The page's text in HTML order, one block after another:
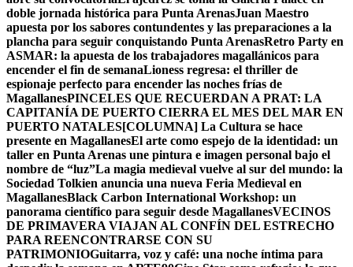
doble jornada histórica para Punta ArenasJuan Maestro
apuesta por los sabores contundentes y las preparaciones a la
plancha para seguir conquistando Punta ArenasRetro Party en
ASMAR: la apuesta de los trabajadores magallánicos para
encender el fin de semanaLioness regresa: el thriller de
espionaje perfecto para encender las noches frías de
MagallanesPINCELES QUE RECUERDAN A PRAT: LA
CAPITANÍA DE PUERTO CIERRA EL MES DEL MAR EN
PUERTO NATALES[COLUMNA] La Cultura se hace
presente en MagallanesEl arte como espejo de la identidad: un
taller en Punta Arenas une pintura e imagen personal bajo el
nombre de “luz”La magia medieval vuelve al sur del mundo: la
Sociedad Tolkien anuncia una nueva Feria Medieval en
MagallanesBlack Carbon International Workshop: un
panorama científico para seguir desde MagallanesVECINOS
DE PRIMAVERA VIAJAN AL CONFÍN DEL ESTRECHO
PARA REENCONTRARSE CON SU
PATRIMONIOGuitarra, voz y café: una noche íntima para